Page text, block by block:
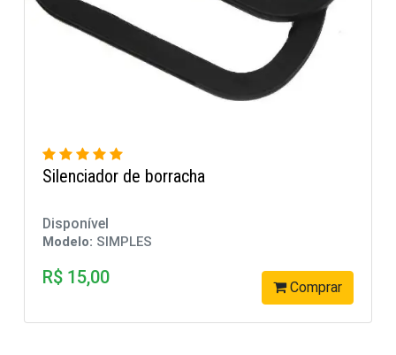
Comprar
Dog Tag Camuflada Exército